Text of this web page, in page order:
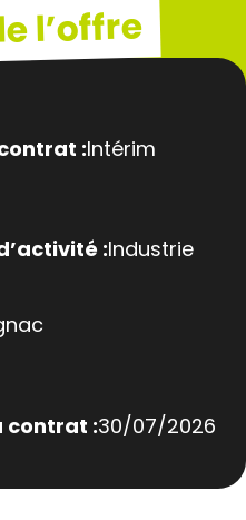
l’offre
:Intérim
:Industrie
contrat :30/07/2026